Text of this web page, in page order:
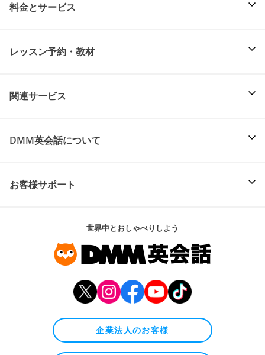
料金とサービス
レッスン予約・教材
関連サービス
DMM英会話について
お客様サポート
世界中とおしゃべりしよう
企業法人のお客様